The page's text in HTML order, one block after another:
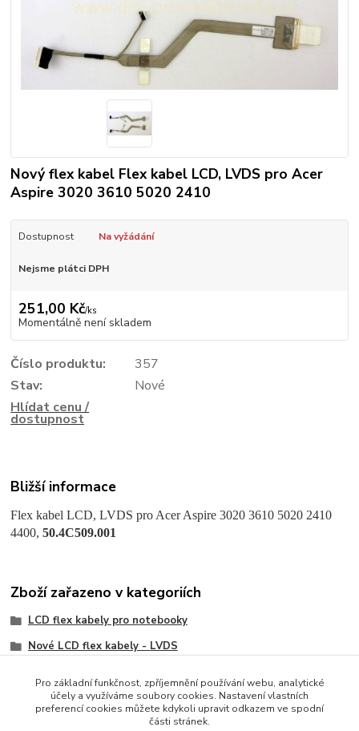
Nový flex kabel Flex kabel LCD, LVDS pro Acer
Aspire 3020 3610 5020 2410
Dostupnost Na vyžádání
Nejsme plátci DPH
251,00 Kč/ks
Momentálně není skladem
Číslo produktu:
357
Stav:
Nové
Hlídat cenu /
dostupnost
Bližší informace
Flex kabel LCD, LVDS pro Acer Aspire 3020 3610 5020 2410
4400,50.4C509.001
Zboží zařazeno v kategoriích
LCD flex kabely pro notebooky
Nové LCD flex kabely - LVDS
Pro základní funkčnost, zpříjemnění používání webu, analytické
účely a využíváme soubory cookies. Nastavení vlastních
preferencí cookies můžete kdykoli upravit odkazem ve spodní
části stránek.